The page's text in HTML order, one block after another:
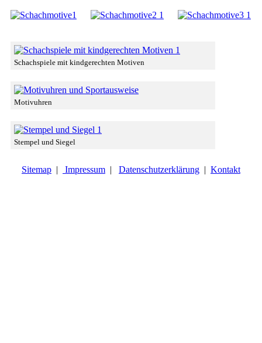
Schachspiele mit kindgerechten Motiven
Motivuhren
Stempel und Siegel
Sitemap | Impressum | Datenschutzerklärung | Kontakt